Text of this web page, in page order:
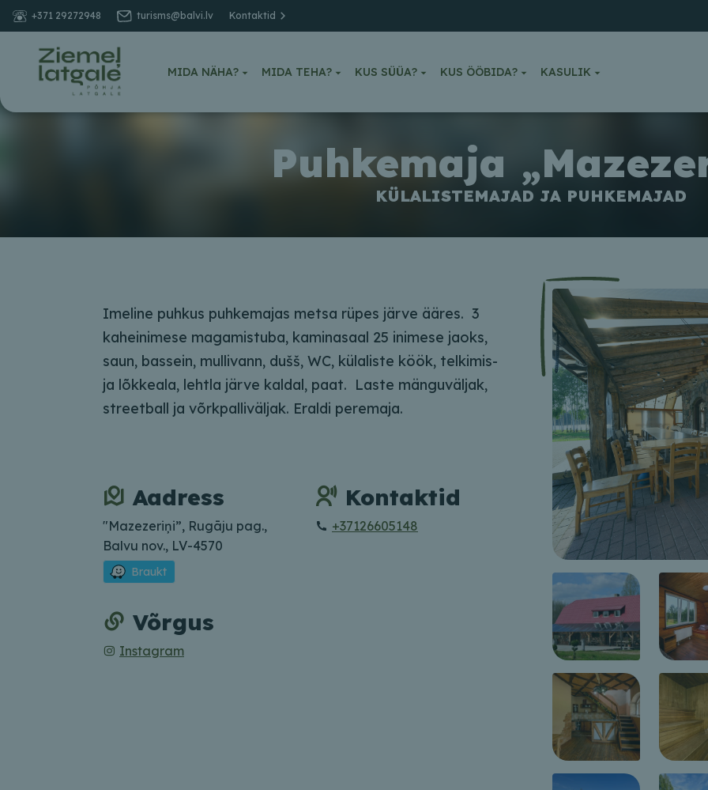
+371 29272948 turisms@balvi.lv Kontaktid
MIDA NÄHA? MIDA TEHA? KUS SÜÜA? KUS ÖÖBIDA? KASULIK
Puhkemaja
KÜLALISTEMAJAD JA PUHKEMAJAD
Imeline puhkus puhkemajas metsa rüpes järve ääres. 3
kaheinimese magamistuba, kaminasaal 25 inimese jaoks,
saun, bassein, mullivann, dušš, WC, külaliste köök, telkimis-
ja lõkkeala, lehtla järve kaldal, paat. Laste mänguväljak,
streetball ja võrkpalliväljak. Eraldi peremaja.
Aadress
"Mazezeriņi”, Rugāju pag.,
Balvu nov., LV-4570
Braukt
Kontaktid
+37126605148
Võrgus
Instagram